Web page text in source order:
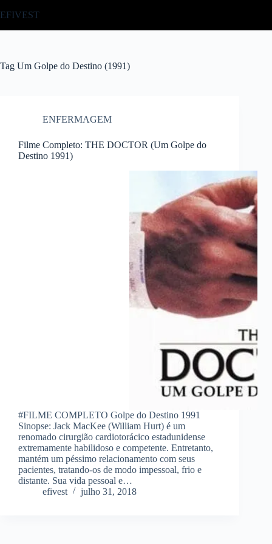
para
EFIVEST
Tag Um Golpe do Destino (1991)
ENFERMAGEM
Filme Completo: THE DOCTOR (Um Golpe do
Destino 1991)
#FILME COMPLETO Golpe do Destino 1991
Sinopse: Jack MacKee (William Hurt) é um
renomado cirurgião cardiotorácico estadunidense
extremamente habilidoso e competente. Entretanto,
mantém um péssimo relacionamento com seus
pacientes, tratando-os de modo impessoal, frio e
distante. Sua vida pessoal e…
efivest
julho 31, 2018